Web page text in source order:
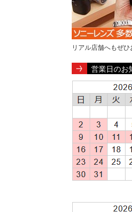
リアル店舗へもぜひ
営業日のお